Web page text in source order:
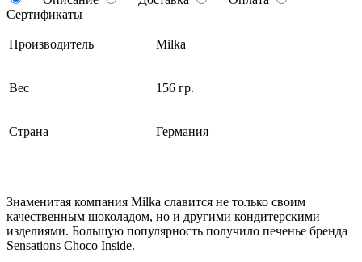
Сертификаты
Производитель Milka
Вес 156 гр.
Страна Германия
Знаменитая компания Milka славится не только своим
качественным шоколадом, но и другими кондитерскими
изделиями. Большую популярность получило печенье бренда
Sensations Choco Inside.